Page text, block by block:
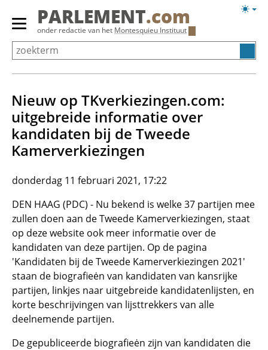
Overslaan
Primair
menu
tonen/verbergen
PARLEMENT.com
onder redactie van het Montesquieu Instituut
Nieuw op TKverkiezingen.com:
uitgebreide informatie over
kandidaten bij de Tweede
Kamerverkiezingen
donderdag 11 februari 2021, 17:22
DEN HAAG (PDC) - Nu bekend is welke 37 partijen mee
zullen doen aan de Tweede Kamerverkiezingen, staat
op deze website ook meer informatie over de
kandidaten van deze partijen. Op de pagina
'Kandidaten bij de Tweede Kamerverkiezingen 2021'
staan de biografieėn van kandidaten van kansrijke
partijen, linkjes naar uitgebreide kandidatenlijsten, en
korte beschrijvingen van lijsttrekkers van alle
deelnemende partijen.
De gepubliceerde biografieėn zijn van kandidaten die